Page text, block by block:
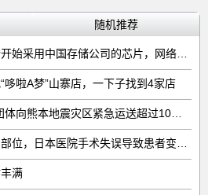
随机推荐
哆啦A梦”山寨店，一下子找到4家店
满